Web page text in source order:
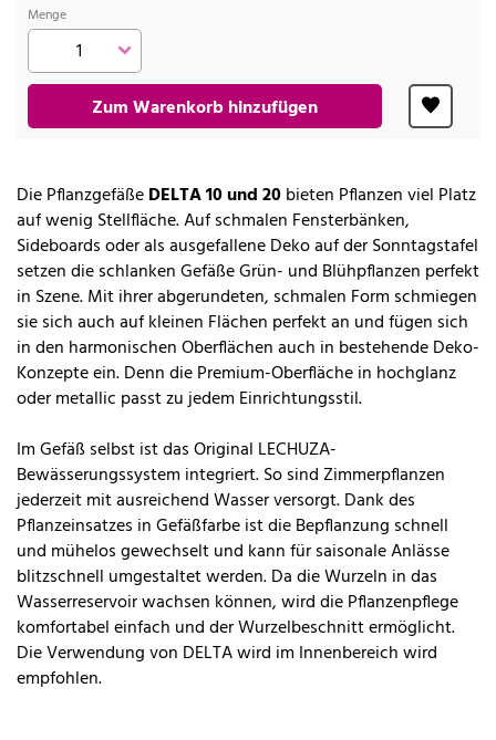
Menge
Zum Warenkorb hinzufügen
Die PflanzgefäßeDELTA 10 und 20bieten Pflanzen viel Platz
auf wenig Stellfläche. Auf schmalen Fensterbänken,
Sideboards oder als ausgefallene Deko auf der Sonntagstafel
setzen die schlanken Gefäße Grün- und Blühpflanzen perfekt
in Szene. Mit ihrer abgerundeten, schmalen Form schmiegen
sie sich auch auf kleinen Flächen perfekt an und fügen sich
in den harmonischen Oberflächen auch in bestehende Deko-
Konzepte ein. Denn die Premium-Oberfläche in hochglanz
oder metallic passt zu jedem Einrichtungsstil.
Im Gefäß selbst ist das Original LECHUZA-
Bewässerungssystem integriert. So sind Zimmerpflanzen
jederzeit mit ausreichend Wasser versorgt. Dank des
Pflanzeinsatzes in Gefäßfarbe ist die Bepflanzung schnell
und mühelos gewechselt und kann für saisonale Anlässe
blitzschnell umgestaltet werden. Da die Wurzeln in das
Wasserreservoir wachsen können, wird die Pflanzenpflege
komfortabel einfach und der Wurzelbeschnitt ermöglicht.
Die Verwendung von DELTA wird im Innenbereich wird
empfohlen.